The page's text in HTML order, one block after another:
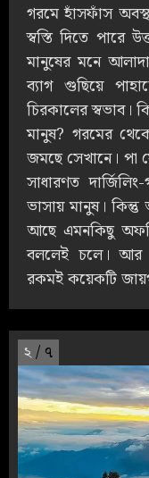
গরমে হাঁসফাঁস
স্বস্তি দিতে পারে
মানুষের মনে
ব্যাগ গুছিয়ে
চিরকালের স্বভাব।
মানুষ? গরমের
জমছে সেখানে। পা
সাধারণত
ভাসায় মানুষ।
আছে এমনকিছু
বললেই চলে। আর
রকমই কয়েকটি
২/ ৭